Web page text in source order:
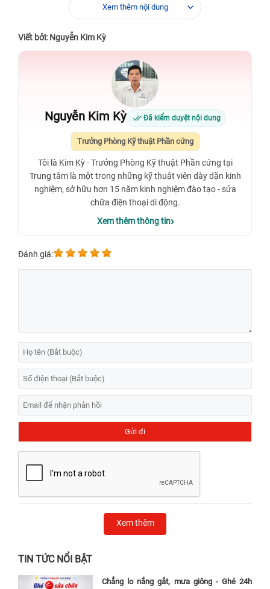
Xem thêm nội dung
Viết bởi: Nguyễn Kim Kỳ
Nguyễn Kim Kỳ Đã kiểm duyệt nội dung
Trưởng Phòng Kỹ thuật Phần cứng
Tôi là Kim Kỳ - Trưởng Phòng Kỹ thuật Phần cứng tại
Trung tâm là một trong những kỹ thuật viên dày dặn kinh
nghiệm, sở hữu hơn 15 năm kinh nghiệm đào tạo - sửa
chữa điện thoại di động.
Xem thêm thông tin
Đánh giá:
Xem thêm
TIN TỨC NỔI BẬT
Chẳng lo nắng gắt, mưa giông - Ghé 24h